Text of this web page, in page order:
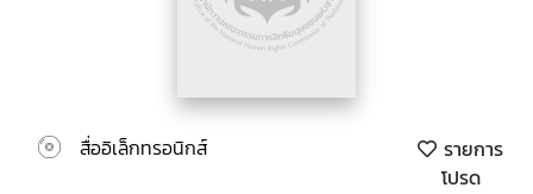
สื่ออิเล็กทรอนิกส์
รายการ
โปรด